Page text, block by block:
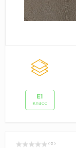
E1
класс
( 0 )